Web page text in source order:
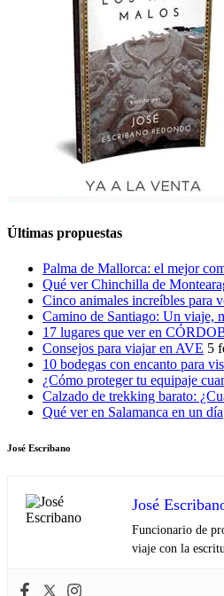
Últimas propuestas
Palma de Mallorca: el mejor
Qué ver Chinchilla de
Cinco animales increíbles para
Camino de Santiago: Un viaje,
17 lugares que ver en
Consejos para viajar en AVE 5
10 bodegas con encanto para
¿Cómo proteger tu equipaje
Calzado de trekking barato:
Qué ver en Salamanca en un día
José Escribano
José
Funcionario de
viaje con la